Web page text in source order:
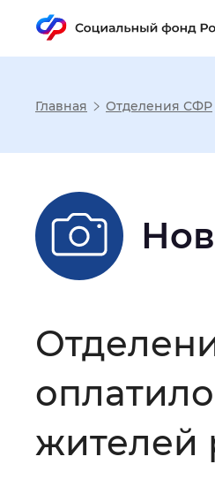
Размер шрифта
Шрифт
Интервал
Главная Отделения СФР
жителей